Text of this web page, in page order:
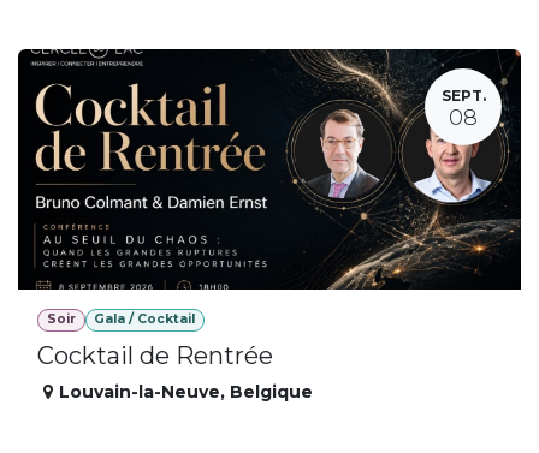
SEPT.
08
Soir Gala / Cocktail
Cocktail de Rentrée
Louvain-la-Neuve, Belgique